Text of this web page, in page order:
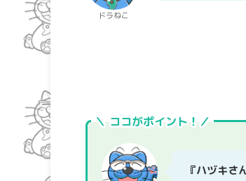
ドラねこ
＼ ココがポイント！／
『ハヅキ